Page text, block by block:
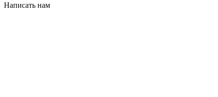
Написать нам